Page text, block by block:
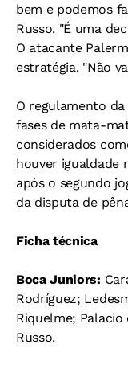
bem e podemos
Russo. "É uma
O atacante
estratégia. "Não
O regulamento
fases de mata-
considerados
houver igualdade
após o segundo
da disputa de
Ficha técnica
Boca Juniors:
Rodríguez;
Riquelme; Palacio
Russo.